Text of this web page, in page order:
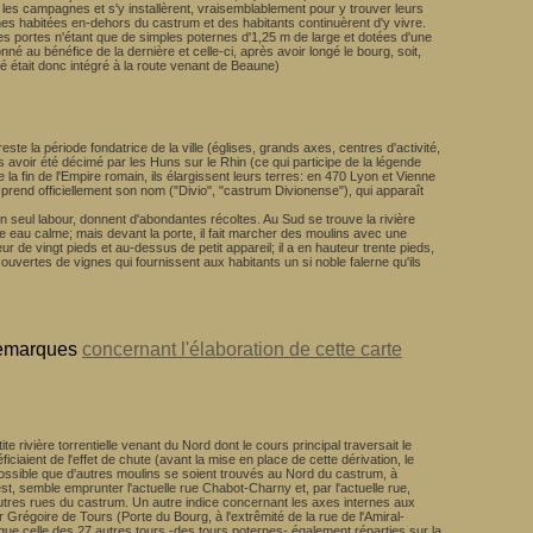
campagnes et s'y installèrent, vraisemblablement pour y trouver leurs
habitées en-dehors du castrum et des habitants continuèrent d'y vivre.
portes n'étant que de simples poternes d'1,25 m de large et dotées d'une
au bénéfice de la dernière et celle-ci, après avoir longé le bourg, soit,
donc intégré à la route venant de Beaune)
la période fondatrice de la ville (églises, grands axes, centres d'activité,
été décimé par les Huns sur le Rhin (ce qui participe de la légende
fin de l'Empire romain, ils élargissent leurs terres: en 470 Lyon et Vienne
officiellement son nom ("Divio", "castrum Divionense"), qui apparaît
labour, donnent d'abondantes récoltes. Au Sud se trouve la rivière
calme; mais devant la porte, il fait marcher des moulins avec une
vingt pieds et au-dessus de petit appareil; il a en hauteur trente pieds,
de vignes qui fournissent aux habitants un si noble falerne qu'ils
concernant l'élaboration de cette carte
rivière torrentielle venant du Nord dont le cours principal traversait le
de l'effet de chute (avant la mise en place de cette dérivation, le
que d'autres moulins se soient trouvés au Nord du castrum, à
semble emprunter l'actuelle rue Chabot-Charny et, par l'actuelle rue,
rues du castrum. Un autre indice concernant les axes internes aux
de Tours (Porte du Bourg, à l'extrêmité de la rue de l'Amiral-